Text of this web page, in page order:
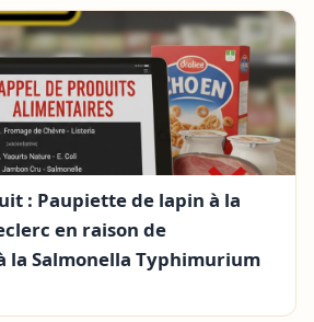
: Paupiette de lapin à la
en raison de
la Salmonella Typhimurium